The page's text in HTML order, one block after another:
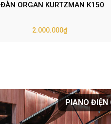
ĐÀN ORGAN KURTZMAN K150
2.000.000₫
PIANO ĐIỆN